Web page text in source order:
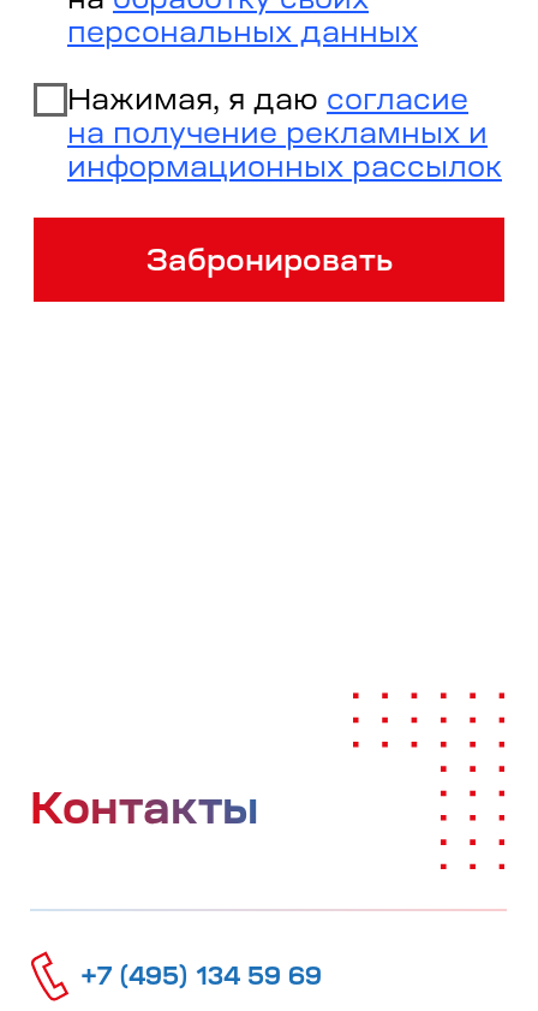
Мы используем файлы cookie, чтобы улучшить
пользоваться сайтом, вы соглашаетесь с нашей
политикой использования cookie .
НАСТРОИТЬ COOKIE